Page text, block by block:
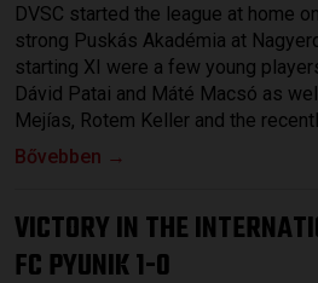
DVSC started the league at home
strong Puskás Akadémia at
starting XI were a few young
Dávid Patai and Máté Macsó as
Mejías, Rotem Keller and the
Bővebben →
VICTORY IN THE
FC PYUNIK 1-0